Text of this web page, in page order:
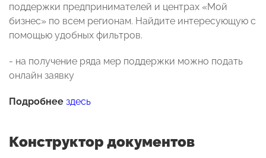
поддержки предпринимателей и центрах «Мой
бизнес» по всем регионам. Найдите интересующую с
помощью удобных фильтров.
- на получение ряда мер поддержки можно подать
онлайн заявку
Подробнее здесь
Конструктор документов